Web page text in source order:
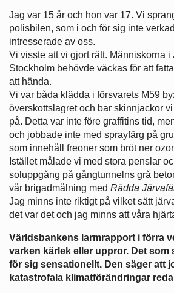
Jag var 15 år och hon var 17. Vi
polisbilen, som i och för sig inte
intresserade av oss.
Vi visste att vi gjort rätt. Människorna i
Stockholm behövde väckas för att
att hända.
Vi var båda klädda i försvarets M59
överskottslagret och bar skinnjackor
på. Detta var inte före graffitins tid,
och jobbade inte med sprayfärg på
som innehåll freoner som bröt ner
Istället målade vi med stora penslar
soluppgång på gångtunnelns grå
vår brigadmålning med Rädda
Jag minns inte riktigt på vilket sätt
det var det och jag minns att våra
Världsbankens larmrapport i förra
varken kärlek eller uppror. Det som
för sig sensationellt. Den säger att
katastrofala klimatförändringar